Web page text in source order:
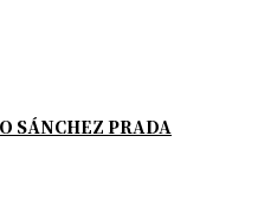
SÁNCHEZ PRADA